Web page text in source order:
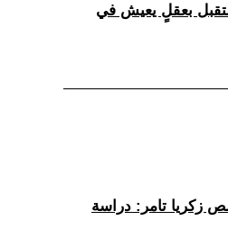
بعقلٍ يعيش في
زكريا تامر: دراسة